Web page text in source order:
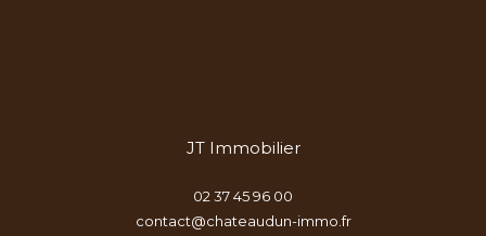
JT Immobilier
02 37 45 96 00
contact@chateaudun-immo.fr